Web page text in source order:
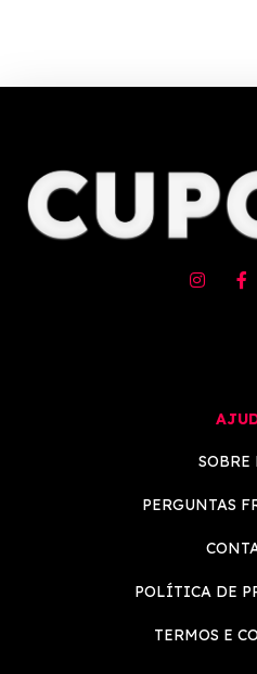
SOBRE
PERGUNTAS
POLÍTICA DE
TERMOS E